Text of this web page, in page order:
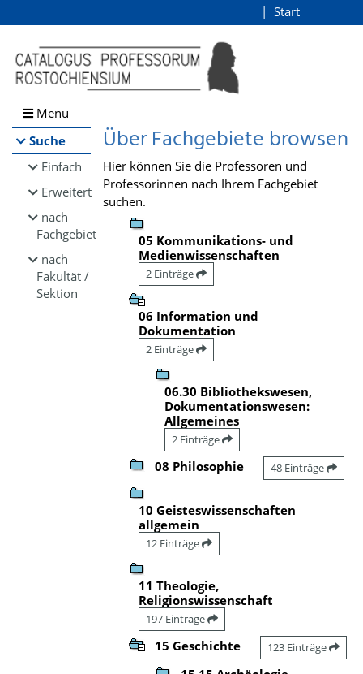
Browsen
direkt zum Inhalt
Start
Menü
Suche
Einfach
Erweitert
nach
Fachgebiet
nach
Fakultät /
Sektion
Über Fachgebiete browsen
Hier können Sie die Professoren und
Professorinnen nach Ihrem Fachgebiet
suchen.
05 Kommunikations- und
Medienwissenschaften
2 Einträge
06 Information und
Dokumentation
2 Einträge
06.30 Bibliothekswesen,
Dokumentationswesen:
Allgemeines
2 Einträge
08 Philosophie 48 Einträge
10 Geisteswissenschaften
allgemein
12 Einträge
11 Theologie,
Religionswissenschaft
197 Einträge
15 Geschichte 123 Einträge